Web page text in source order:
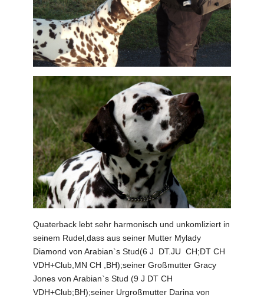
Quaterback lebt sehr harmonisch und unkomliziert in
seinem Rudel,dass aus seiner Mutter Mylady
Diamond von Arabian`s Stud(6 J DT.JU CH;DT CH
VDH+Club,MN CH ,BH);seiner Großmutter Gracy
Jones von Arabian`s Stud (9 J DT CH
VDH+Club;BH);seiner Urgroßmutter Darina von